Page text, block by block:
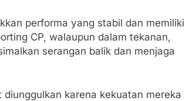
performa yang stabil dan memiliki
CP, walaupun dalam tekanan,
serangan balik dan menjaga
karena kekuatan mereka